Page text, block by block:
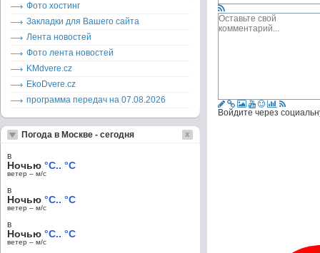
Войдите через
Фото хостинг
Закладки для Вашего сайта
Лента новостей
Фото лента новостей
KMdvere.cz
EkoDvere.cz
программа передач на 07.08.2026
Погода в Москве - сегодня
в
Ночью °C.. °C
ветер – м/c
в
Ночью °C.. °C
ветер – м/c
в
Ночью °C.. °C
ветер – м/c